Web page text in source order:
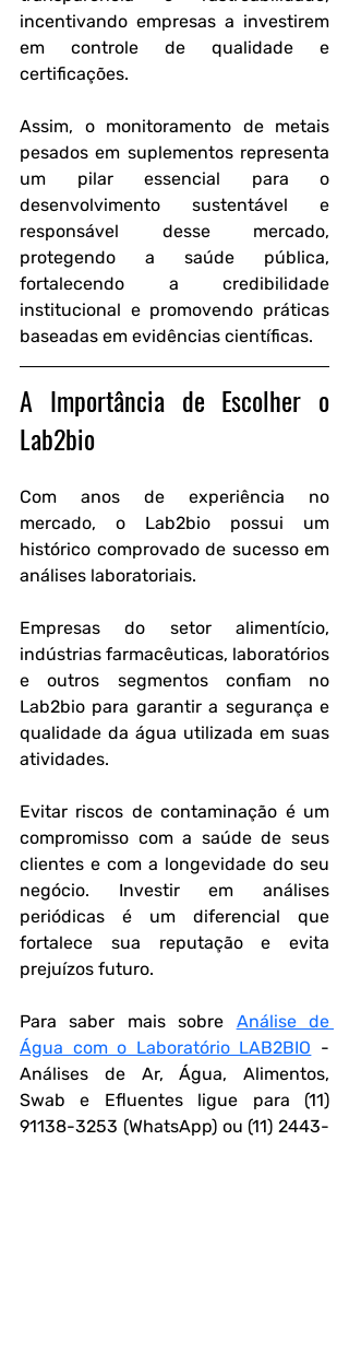
incentivando empresas a investirem
em controle de qualidade e
certificações.
Assim, o monitoramento de metais
pesados em suplementos representa
um pilar essencial para o
desenvolvimento sustentável e
responsável desse mercado,
protegendo a saúde pública,
fortalecendo a credibilidade
institucional e promovendo práticas
baseadas em evidências científicas.
A Importância de Escolher o
Lab2bio
Com anos de experiência no
mercado, o Lab2bio possui um
histórico comprovado de sucesso em
análises laboratoriais.
Empresas do setor alimentício,
indústrias farmacêuticas, laboratórios
e outros segmentos confiam no
Lab2bio para garantir a segurança e
qualidade da água utilizada em suas
atividades.
Evitar riscos de contaminação é um
compromisso com a saúde de seus
clientes e com a longevidade do seu
negócio. Investir em análises
periódicas é um diferencial que
fortalece sua reputação e evita
prejuízos futuro.
Para saber mais sobre Análise de
Água com o Laboratório LAB2BIO -
Análises de Ar, Água, Alimentos,
Swab e Efluentes ligue para (11)
91138-3253 (WhatsApp) ou (11) 2443-